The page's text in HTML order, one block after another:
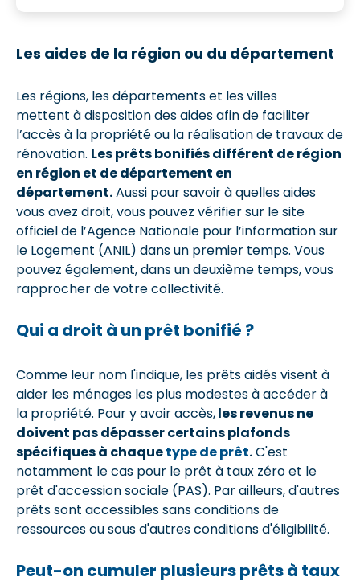
Les aides de la région ou du département
Les régions, les départements et les villes
mettent à disposition des aides afin de faciliter
l’accès à la propriété ou la réalisation de travaux de
rénovation. Les prêts bonifiés différent de région
en région et de département en
département.Aussi pour savoir à quelles aides
vous avez droit, vous pouvez vérifier sur le site
officiel de l’Agence Nationale pour l’information sur
le Logement (ANIL) dans un premier temps. Vous
pouvez également, dans un deuxième temps, vous
rapprocher de votre collectivité.
Qui a droit à un prêt bonifié ?
Comme leur nom l'indique, les prêts aidés visent à
aider les ménages les plus modestes à accéder à
la propriété. Pour y avoir accès,les revenus ne
doivent pas dépasser certains plafonds
spécifiques à chaquetype de prêt.C'est
notamment le cas pour le prêt à taux zéro et le
prêt d'accession sociale (PAS). Par ailleurs, d'autres
prêts sont accessibles sans conditions de
ressources ou sous d'autres conditions d'éligibilité.
Peut-on cumuler plusieurs prêts à taux